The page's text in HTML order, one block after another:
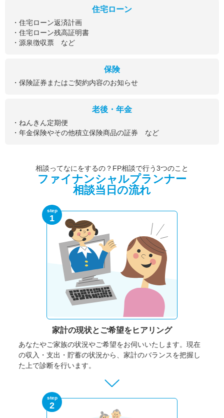
住宅ローン
・住宅ローン返済計画
・住宅ローン残高証明書
・源泉徴収票 など
保険
・保険証券またはご契約内容のお知らせ
老後・年金
・ねんきん定期便
・年金保険やその他積立保険商品の証券 など
相談ってなにをするの？FP相談で行う3つのこと
ファイナンシャルプランナー
相談当日の流れ
step
1
家計の現状と ご希望をヒアリング
あなたやご家族の状況やご希望をお伺いいたします。 現在
の収入・支出・貯蓄の状況から、家計のバランスを把握し
た上で診断を行います。
step
2